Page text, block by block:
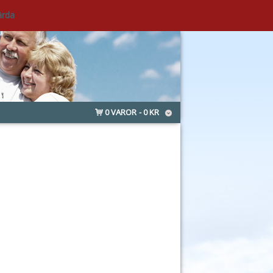
0 VAROR 0 KR